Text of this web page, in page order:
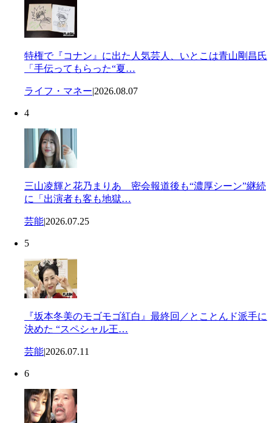
特権で『コナン』に出た人気芸人、いとこは青山剛昌氏
「手伝ってもらった“夏…
ライフ・マネー|2026.08.07
4
三山凌輝と花乃まりあ 密会報道後も“濃厚シーン”継続
に「出演者も客も地獄…
芸能|2026.07.25
5
『坂本冬美のモゴモゴ紅白』最終回／とことんド派手に
決めた “スペシャル王…
芸能|2026.07.11
6